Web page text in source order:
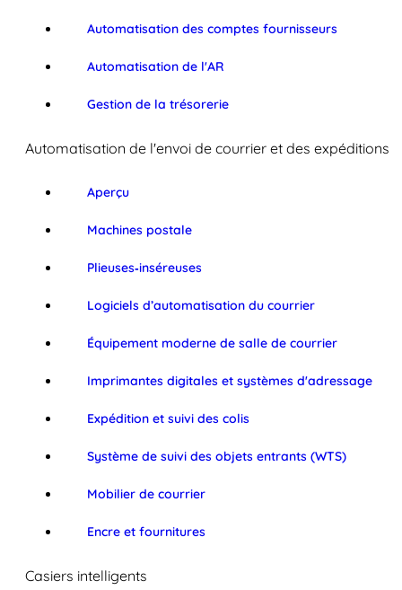
Automatisation des comptes fournisseurs
Automatisation de l'AR
Gestion de la trésorerie
Automatisation de l'envoi de courrier et des expéditions
Aperçu
Machines postale
Plieuses‑inséreuses
Logiciels d’automatisation du courrier
Équipement moderne de salle de courrier
Imprimantes digitales et systèmes d'adressage
Expédition et suivi des colis
Système de suivi des objets entrants (WTS)
Mobilier de courrier
Encre et fournitures
Casiers intelligents